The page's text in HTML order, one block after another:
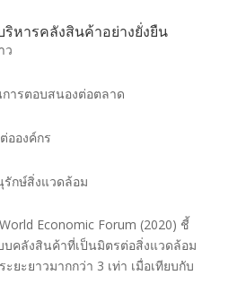
หารคลังสินค้าอย่างยั่งยืน
ว
ารตอบสนองต่อตลาด
อองค์กร
กษ์สิ่งแวดล้อม
Economic Forum (2020) ชี้
บคลังสินค้าที่เป็นมิตรต่อสิ่งแวดล้อม
ยะยาวมากกว่า 3 เท่า เมื่อเทียบกับ